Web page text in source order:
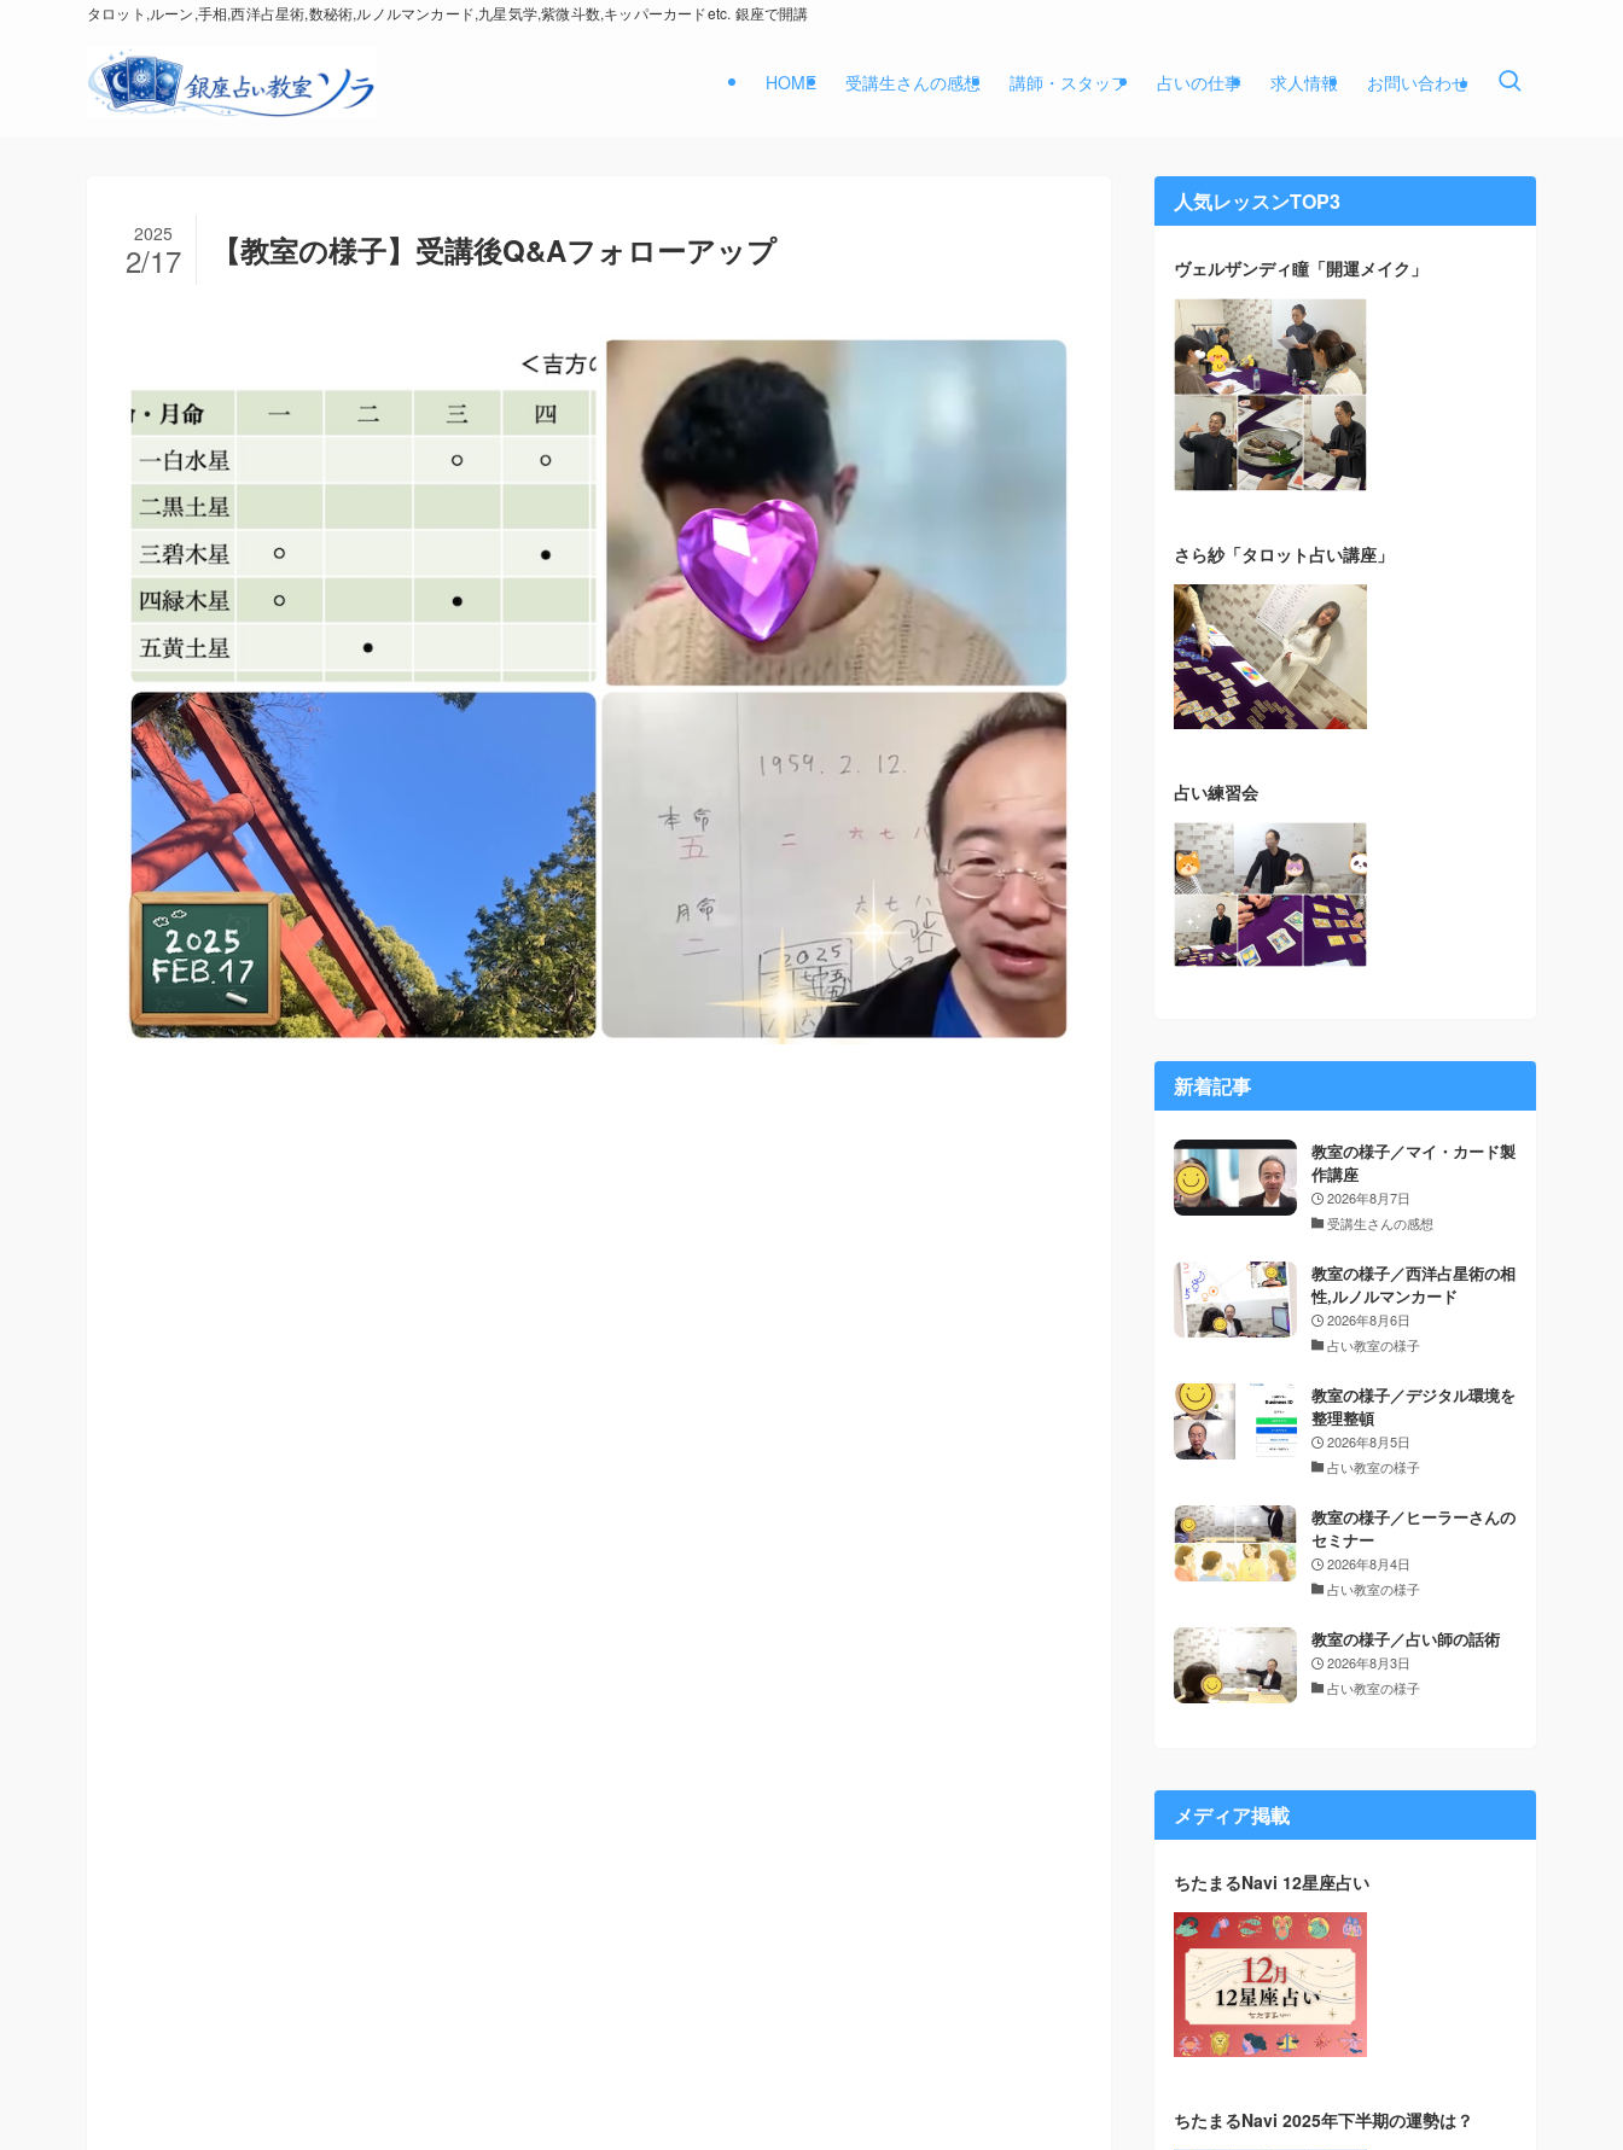
タロット,ルーン,手相,西洋占星術,数秘術,ルノルマンカード,九星気学,紫微斗数,キッパーカードetc. 銀座で開講
HOME 受講生さんの感想 講師・スタッフ 占いの仕事 求人情報 お問い合わせ
【教室の様子】受講後Q&Aフォローアップ
2025
2/17
人気レッスンTOP3
ヴェルザンディ瞳「開運メイク」
さら紗「タロット占い講座」
占い練習会
新着記事
教室の様子／マイ・カード製
作講座
2026年8月7日
受講生さんの感想
教室の様子／西洋占星術の相
性,ルノルマンカード
2026年8月6日
占い教室の様子
教室の様子／デジタル環境を
整理整頓
2026年8月5日
占い教室の様子
教室の様子／ヒーラーさんの
セミナー
2026年8月4日
占い教室の様子
教室の様子／占い師の話術
2026年8月3日
占い教室の様子
メディア掲載
ちたまるNavi 12星座占い
ちたまるNavi 2025年下半期の運勢は？